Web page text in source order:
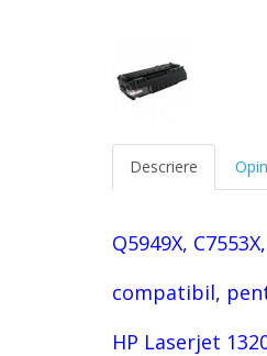
Descriere
Q5949X,
compatibil,
HP Laserjet